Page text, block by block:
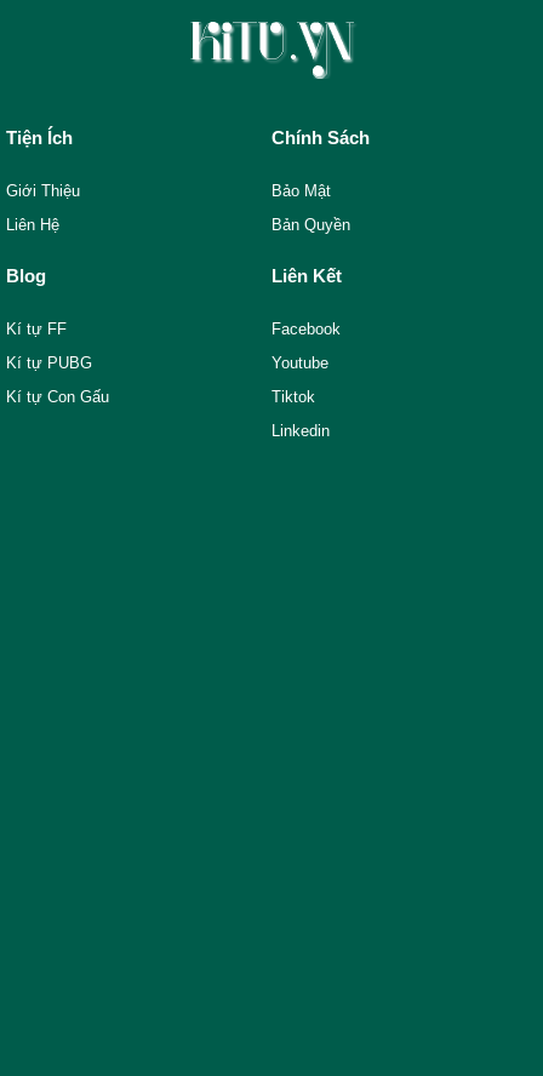
Tiện Ích
Giới Thiệu
Liên Hệ
Chính Sách
Bảo Mật
Bản Quyền
Blog
Kí tự FF
Kí tự PUBG
Kí tự Con Gấu
Liên Kết
Facebook
Youtube
Tiktok
Linkedin